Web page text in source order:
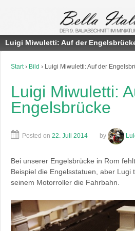
Luigi Miwuletti: Auf der
Start › Bild › Luigi Miwuletti: Auf der
Luigi Miwuletti:
Engelsbrücke
Posted on 22. Juli 2014 by
Bei unserer Engelsbrücke in Rom
Beispiel die Engelsstatuen, aber Lugi
seinem Motorroller die Fahrbahn.